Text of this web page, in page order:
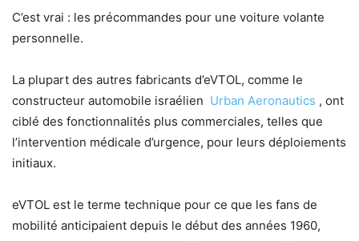
C’est vrai : les précommandes pour une voiture volante
personnelle.
La plupart des autres fabricants d’eVTOL, comme le
constructeur automobile israélien Urban Aeronautics , ont
ciblé des fonctionnalités plus commerciales, telles que
l’intervention médicale d’urgence, pour leurs déploiements
initiaux.
eVTOL est le terme technique pour ce que les fans de
mobilité anticipaient depuis le début des années 1960,